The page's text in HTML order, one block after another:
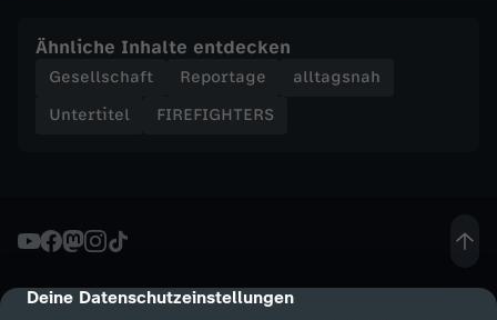
cmp-dialog-description
Deine Datenschutzeinstellungen
e
h
e
Ähnliche Inhalte entdecken
Gesellschaft Reportage
alltagsnah
Untertitel
FIREFIGHTERS